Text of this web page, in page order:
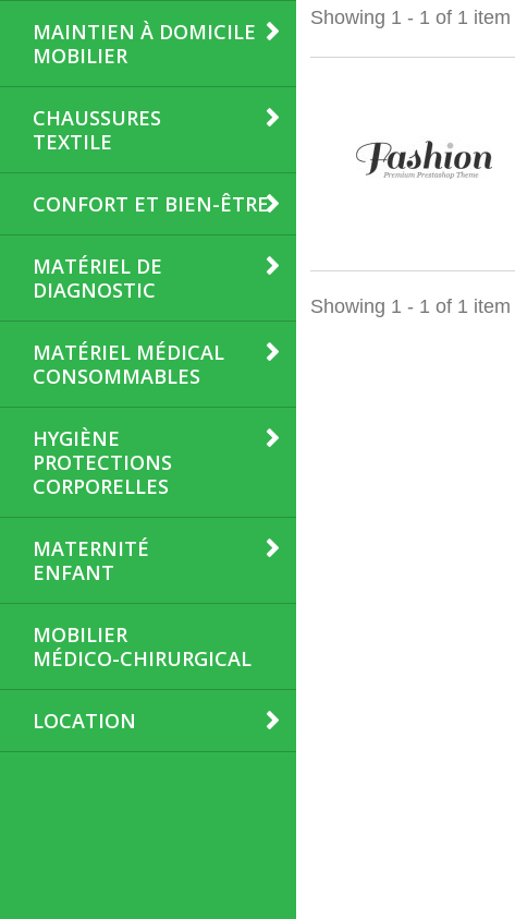
MAINTIEN À DOMICILE
MOBILIER
CHAUSSURES
TEXTILE
CONFORT ET BIEN-ÊTRE
MATÉRIEL DE
DIAGNOSTIC
MATÉRIEL MÉDICAL
CONSOMMABLES
HYGIÈNE
PROTECTIONS
CORPORELLES
MATERNITÉ
ENFANT
MOBILIER
MÉDICO-CHIRURGICAL
LOCATION
Showing 1 - 1 of 1 item
Showing 1 - 1 of 1 item